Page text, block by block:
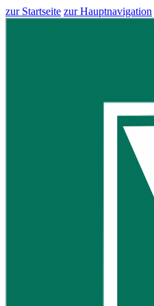
zur Startseite zur Hauptnavigation